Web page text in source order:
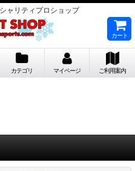
ャリティプロショップ
カート
カテゴリ マイページ ご利用案内